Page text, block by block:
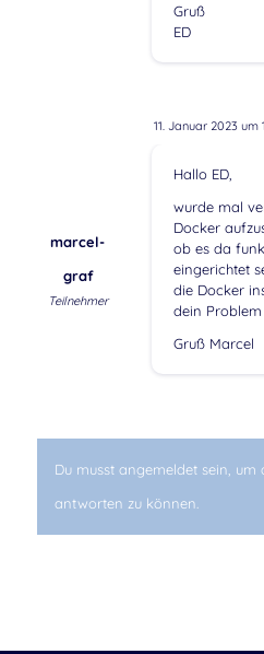
Gruß
ED
11. Januar 2023 um
marcel-
graf
Teilnehmer
Hallo ED,
wurde mal
Docker
ob es da
eingerichtet
die Docker
dein
Gruß Marcel
Du musst angemeldet sein, um
antworten zu können.